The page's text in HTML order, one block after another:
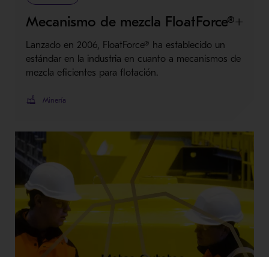
Mecanismo de mezcla FloatForce®+
Lanzado en 2006, FloatForce® ha establecido un
estándar en la industria en cuanto a mecanismos de
mezcla eficientes para flotación.
Minería